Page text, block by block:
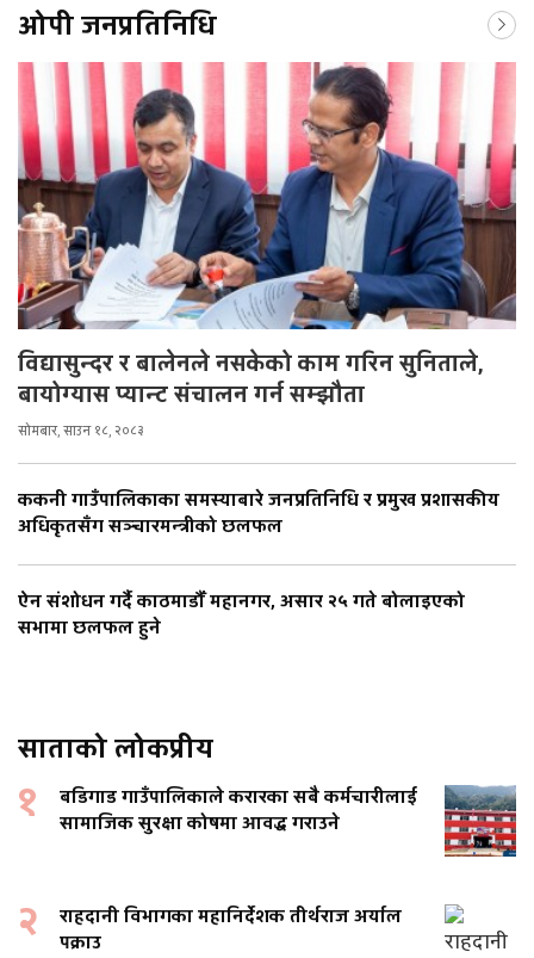
ओपी जनप्रतिनिधि
विद्यासुन्दर र बालेनले नसकेको काम गरिन सुनिताले,
बायोग्यास प्यान्ट संचालन गर्न सम्झौता
सोमबार, साउन १८, २०८३
ककनी गाउँपालिकाका समस्याबारे जनप्रतिनिधि र प्रमुख प्रशासकीय
अधिकृतसँग सञ्चारमन्त्रीको छलफल
ऐन संशोधन गर्दै काठमाडौँ महानगर, असार २५ गते बोलाइएको
सभामा छलफल हुने
साताको लोकप्रीय
१
बडिगाड गाउँपालिकाले करारका सबै कर्मचारीलाई
सामाजिक सुरक्षा कोषमा आवद्ध गराउने
२
राहदानी विभागका महानिर्देशक तीर्थराज अर्याल
पक्राउ